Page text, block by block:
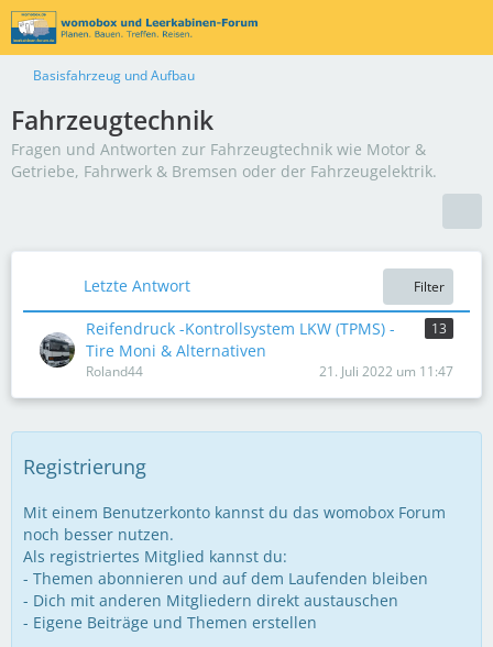
Basisfahrzeug und Aufbau
Fahrzeugtechnik
Fragen und Antworten zur Fahrzeugtechnik wie Motor &
Getriebe, Fahrwerk & Bremsen oder der Fahrzeugelektrik.
Letzte Antwort Filter
Reifendruck -Kontrollsystem LKW (TPMS) -
Tire Moni & Alternativen
13
Roland44 21. Juli 2022 um 11:47
Registrierung
Mit einem Benutzerkonto kannst du das womobox Forum
noch besser nutzen.
Als registriertes Mitglied kannst du:
- Themen abonnieren und auf dem Laufenden bleiben
- Dich mit anderen Mitgliedern direkt austauschen
- Eigene Beiträge und Themen erstellen